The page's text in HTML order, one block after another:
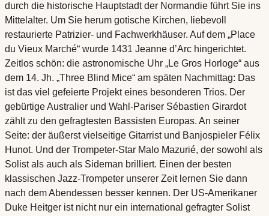
durch die historische Hauptstadt der Normandie führt Sie ins
Mittelalter. Um Sie herum gotische Kirchen, liebevoll
restaurierte Patrizier- und Fachwerkhäuser. Auf dem „Place
du Vieux Marché“ wurde 1431 Jeanne d’Arc hingerichtet.
Zeitlos schön: die astronomische Uhr „Le Gros Horloge“ aus
dem 14. Jh. „Three Blind Mice“ am späten Nachmittag: Das
ist das viel gefeierte Projekt eines besonderen Trios. Der
gebürtige Australier und Wahl-Pariser Sébastien Girardot
zählt zu den gefragtesten Bassisten Europas. An seiner
Seite: der äußerst vielseitige Gitarrist und Banjospieler Félix
Hunot. Und der Trompeter-Star Malo Mazurié, der sowohl als
Solist als auch als Sideman brilliert. Einen der besten
klassischen Jazz-Trompeter unserer Zeit lernen Sie dann
nach dem Abendessen besser kennen. Der US-Amerikaner
Duke Heitger ist nicht nur ein international gefragter Solist